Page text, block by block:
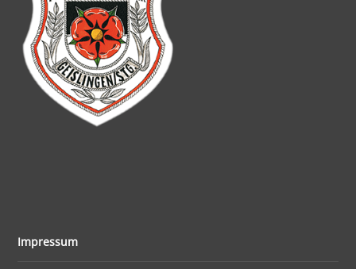
Impressum